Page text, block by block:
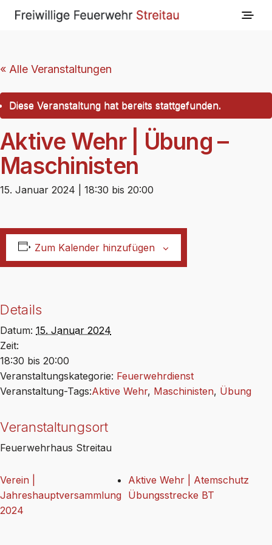
« Alle Veranstaltungen
Diese Veranstaltung hat bereits stattgefunden.
Aktive Wehr | Übung –
Maschinisten
15. Januar 2024 | 18:30 bis 20:00
Zum Kalender hinzufügen
Details
Datum: 15. Januar 2024
Zeit:
18:30 bis 20:00
Veranstaltungskategorie: Feuerwehrdienst
Veranstaltung-Tags:Aktive Wehr, Maschinisten, Übung
Veranstaltungsort
Feuerwehrhaus Streitau
Verein |
Jahreshauptversammlung
2024
Aktive Wehr | Atemschutz
Übungsstrecke BT